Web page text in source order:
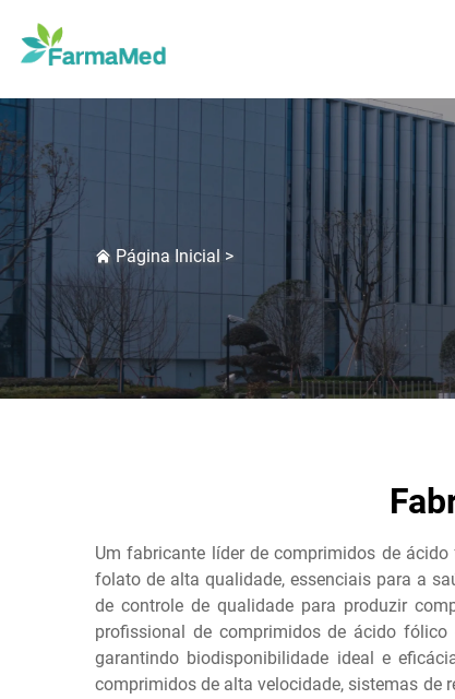
Página Inicial >
Um fabricante líder de comprimidos de
folato de alta qualidade, essenciais para a
de controle de qualidade para produzir
profissional de comprimidos de ácido
garantindo biodisponibilidade ideal e
comprimidos de alta velocidade, sistemas de